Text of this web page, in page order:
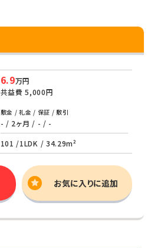
6.9万円
共益費5,000円
敷金 / 礼金 / 保証 / 敷引
- / 2ヶ月 / - / -
101 /1LDK / 34.29m²
お気に入りに追加